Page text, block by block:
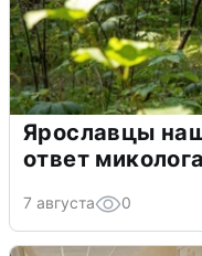
Ярославцы
ответ миколога
7 августа 0